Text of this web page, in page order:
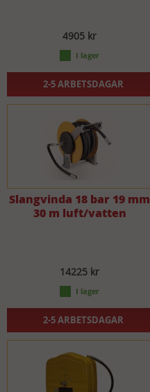
4905 kr
2-5 ARBETSDAGAR
Slangvinda 18 bar 19 mm
30 m luft/vatten
14225 kr
2-5 ARBETSDAGAR